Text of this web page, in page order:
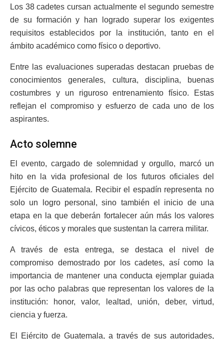
Los 38 cadetes cursan actualmente el segundo semestre
de su formación y han logrado superar los exigentes
requisitos establecidos por la institución, tanto en el
ámbito académico como físico o deportivo.
Entre las evaluaciones superadas destacan pruebas de
conocimientos generales, cultura, disciplina, buenas
costumbres y un riguroso entrenamiento físico. Estas
reflejan el compromiso y esfuerzo de cada uno de los
aspirantes.
Acto solemne
El evento, cargado de solemnidad y orgullo, marcó un
hito en la vida profesional de los futuros oficiales del
Ejército de Guatemala. Recibir el espadín representa no
solo un logro personal, sino también el inicio de una
etapa en la que deberán fortalecer aún más los valores
cívicos, éticos y morales que sustentan la carrera militar.
A través de esta entrega, se destaca el nivel de
compromiso demostrado por los cadetes, así como la
importancia de mantener una conducta ejemplar guiada
por las ocho palabras que representan los valores de la
institución: honor, valor, lealtad, unión, deber, virtud,
ciencia y fuerza.
El Ejército de Guatemala, a través de sus autoridades,